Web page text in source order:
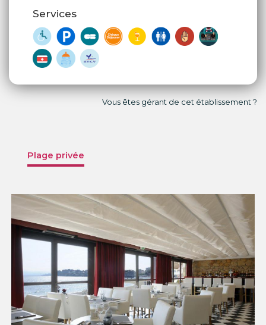
Services
Vous êtes gérant de cet établissement ?
Plage privée